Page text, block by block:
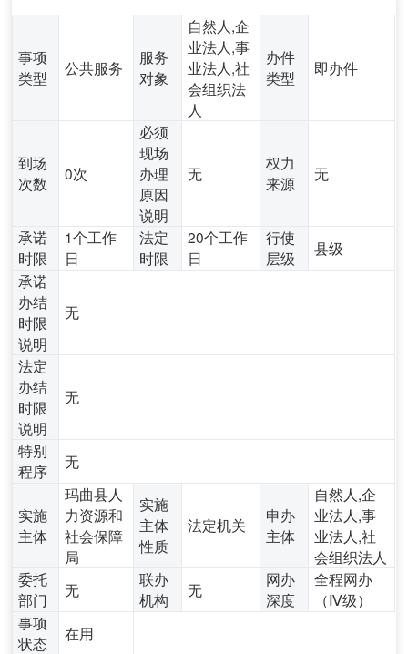
事项
类型
公共服务
服务
对象
自然人,企
业法人,事
业法人,社
会组织法
人
办件
类型
即办件
到场
次数
0次
必须
现场
办理
原因
说明
无
权力
来源
无
承诺
时限
1个工作
日
法定
时限
20个工作
日
行使
层级
县级
承诺
办结
时限
说明
无
法定
办结
时限
说明
无
特别
程序
无
实施
主体
玛曲县人
力资源和
社会保障
局
实施
主体
性质
法定机关
申办
主体
自然人,企
业法人,事
业法人,社
会组织法人
委托
部门
无
联办
机构
无
网办
深度
全程网办
（Ⅳ级）
事项
状态
在用